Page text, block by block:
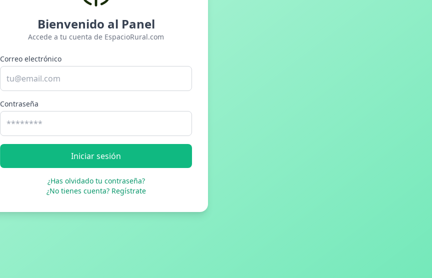
Bienvenido al Panel
Accede a tu cuenta de EspacioRural.com
Correo electrónico
Contraseña
Iniciar sesión
¿Has olvidado tu contraseña?
¿No tienes cuenta? Regístrate